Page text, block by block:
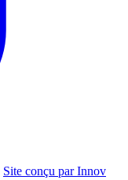
Site conçu par Innov